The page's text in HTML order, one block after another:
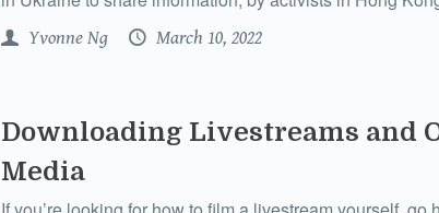
Yvonne Ng March 10, 2022
Downloading Livestreams and
Media